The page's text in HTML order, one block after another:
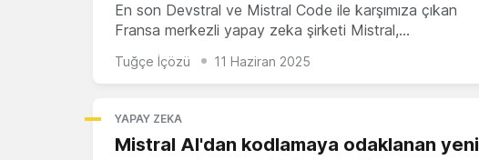
En son Devstral ve Mistral Code ile karşımıza çıkan
Fransa merkezli yapay zeka şirketi Mistral,…
Tuğçe İçözü 11 Haziran 2025
YAPAY ZEKA
Mistral AI'dan kodlamaya odaklanan yeni